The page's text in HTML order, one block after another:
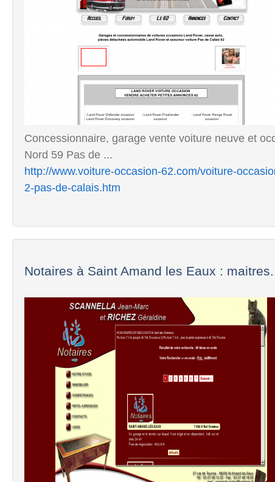
Concessionnaire, garage vente voiture neuve et
Nord 59 Pas de ...
http://www.voiture-occasion-62.com/voiture-
2-pas-de-calais.htm
Notaires à Saint Amand les Eaux :